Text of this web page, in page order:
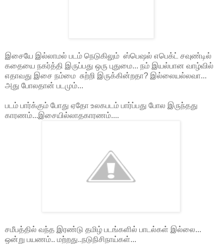
இசையே இல்லாமல் படம் நெடுகிலும் ஸ்பெஷல் எபெக்ட் சவுண்டில்
கதையை நகர்த்தி இருப்பது ஒரு புதுமை... நம் இயல்பான வாழ்வில்
எதாவது இசை நம்மை சுற்றி இருக்கின்றதா? இல்லையல்லவா...
அது போலதான் படமும்...
படம் பார்க்கும் போது ஏதோ உலகபடம் பார்ப்பது போல இருந்தது
காரணம்...இசையில்லாதகாரணம்....
சமீபத்தில் வந்த இரண்டு தமிழ் படங்களில் பாடல்கள் இல்லை...
ஒன்று பயணம்.. மற்றது..நடுநிசிநாய்கள்...